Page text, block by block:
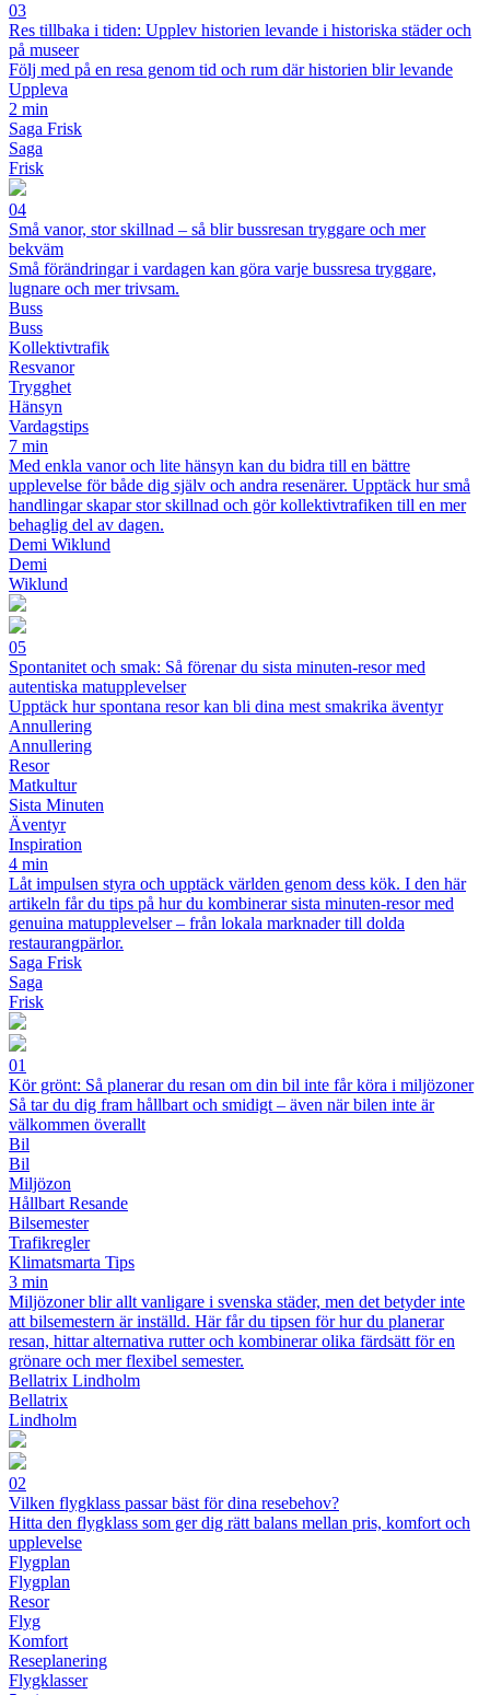
03
Res tillbaka i tiden: Upplev historien levande i historiska städer och
på museer
Följ med på en resa genom tid och rum där historien blir levande
Uppleva
2 min
Saga Frisk
Saga
Frisk
04
Små vanor, stor skillnad – så blir bussresan tryggare och mer
bekväm
Små förändringar i vardagen kan göra varje bussresa tryggare,
lugnare och mer trivsam.
Buss
Buss
Kollektivtrafik
Resvanor
Trygghet
Hänsyn
Vardagstips
7 min
Med enkla vanor och lite hänsyn kan du bidra till en bättre
upplevelse för både dig själv och andra resenärer. Upptäck hur små
handlingar skapar stor skillnad och gör kollektivtrafiken till en mer
behaglig del av dagen.
Demi Wiklund
Demi
Wiklund
05
Spontanitet och smak: Så förenar du sista minuten-resor med
autentiska matupplevelser
Upptäck hur spontana resor kan bli dina mest smakrika äventyr
Annullering
Annullering
Resor
Matkultur
Sista Minuten
Äventyr
Inspiration
4 min
Låt impulsen styra och upptäck världen genom dess kök. I den här
artikeln får du tips på hur du kombinerar sista minuten-resor med
genuina matupplevelser – från lokala marknader till dolda
restaurangpärlor.
Saga Frisk
Saga
Frisk
01
Kör grönt: Så planerar du resan om din bil inte får köra i miljözoner
Så tar du dig fram hållbart och smidigt – även när bilen inte är
välkommen överallt
Bil
Bil
Miljözon
Hållbart Resande
Bilsemester
Trafikregler
Klimatsmarta Tips
3 min
Miljözoner blir allt vanligare i svenska städer, men det betyder inte
att bilsemestern är inställd. Här får du tipsen för hur du planerar
resan, hittar alternativa rutter och kombinerar olika färdsätt för en
grönare och mer flexibel semester.
Bellatrix Lindholm
Bellatrix
Lindholm
02
Vilken flygklass passar bäst för dina resebehov?
Hitta den flygklass som ger dig rätt balans mellan pris, komfort och
upplevelse
Flygplan
Flygplan
Resor
Flyg
Komfort
Reseplanering
Flygklasser